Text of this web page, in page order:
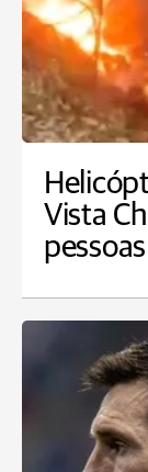
Vista